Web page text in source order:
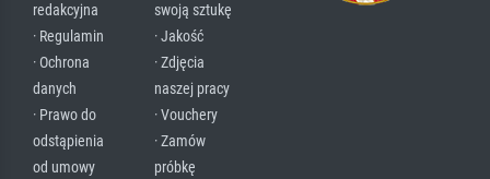
redakcyjna
· Regulamin
· Ochrona
danych
· Prawo do
odstąpienia
od umowy
swoją sztukę
· Jakość
· Zdjęcia
naszej pracy
· Vouchery
· Zamów
próbkę